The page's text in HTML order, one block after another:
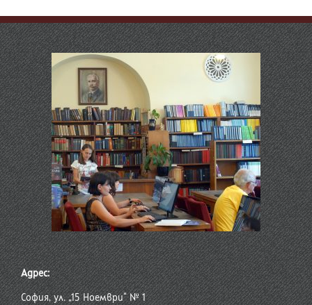
Адрес:
София, ул. „15 Ноември“ № 1